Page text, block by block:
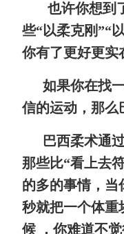
也许你想到
些“以柔克刚”“
你有了更好更
如果你在找一
信的运动，那么
巴西柔术通过
那些比“看上去
的多的事情，当
秒就把一个体重
候 ，你难道不